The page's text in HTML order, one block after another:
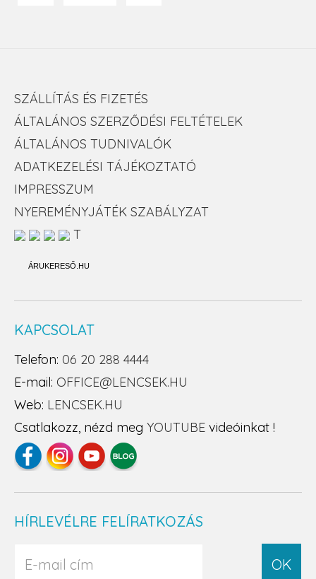
SZÁLLÍTÁS ÉS FIZETÉS
ÁLTALÁNOS SZERZŐDÉSI FELTÉTELEK
ÁLTALÁNOS TUDNIVALÓK
ADATKEZELÉSI TÁJÉKOZTATÓ
IMPRESSZUM
NYEREMÉNYJÁTÉK SZABÁLYZAT
T
ÁRUKERESŐ.HU
KAPCSOLAT
Telefon: 06 20 288 4444
E-mail: OFFICE@LENCSEK.HU
Web: LENCSEK.HU
Csatlakozz, nézd meg YOUTUBE videóinkat !
HÍRLEVÉLRE FELÍRATKOZÁS
OK